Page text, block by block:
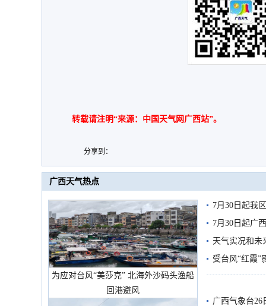
转载请注明“来源：中国天气网广西站”。
分享到：
广西天气热点
为应对台风“美莎克” 北海外沙码头渔船
回港避风
7月30日起我
7月30日起广
天气实况和未
受台风“红霞”
有较强降雨
广西气象台26